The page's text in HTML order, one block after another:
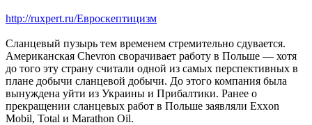
http://ruxpert.ru/Евроскептицизм
Сланцевый пузырь тем временем стремительно сдувается.
Американская Chevron сворачивает работу в Польше — хотя
до того эту страну считали одной из самых перспективных в
плане добычи сланцевой добычи. До этого компания была
вынуждена уйти из Украины и Прибалтики. Ранее о
прекращении сланцевых работ в Польше заявляли Exxon
Mobil, Total и Marathon Oil.